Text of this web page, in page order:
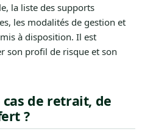
la liste des supports
les modalités de gestion et
à disposition. Il est
son profil de risque et son
cas de retrait, de
?